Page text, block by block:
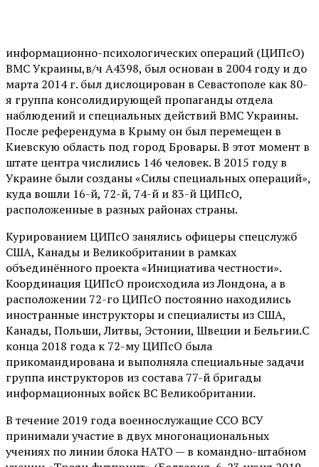
информационно-психологических операций (ЦИПсО)
ВМС Украины,в/ч А4398, был основан в 2004 году и до
марта 2014 г. был дислоцирован в Севастополе как 80-
я группа консолидирующей пропаганды отдела
наблюдений и специальных действий ВМС Украины.
После референдума в Крыму он был перемещен в
Киевскую область под город Бровары. В этот момент в
штате центра числились 146 человек. В 2015 году в
Украине были созданы «Силы специальных операций»,
куда вошли 16-й, 72-й, 74-й и 83-й ЦИПсО,
расположенные в разных районах страны.
Курированием ЦИПсО занялись офицеры спецслужб
США, Канады и Великобритании в рамках
объединённого проекта «Инициатива честности».
Координация ЦИПсО происходила из Лондона, а в
расположении 72-го ЦИПсО постоянно находились
иностранные инструкторы и специалисты из США,
Канады, Польши, Литвы, Эстонии, Швеции и Бельгии.С
конца 2018 года к 72-му ЦИПсО была
прикомандирована и выполняла специальные задачи
группа инструкторов из состава 77-й бригады
информационных войск ВС Великобритании.
В течение 2019 года военнослужащие ССО ВСУ
принимали участие в двух многонациональных
учениях по линии блока НАТО — в командно-штабном